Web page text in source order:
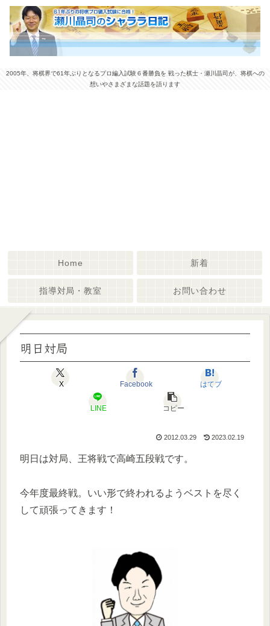
2005年、将棋界で61年ぶりとなるプロ編入試験６番勝負を 戦った棋士・瀬川晶司が、将棋への
想いやさまざまな話題を語ります
Home 新着
指導対局・教室 お問い合わせ
明日対局
X Facebook はてブ
LINE コピー
2012.03.29 2023.02.19
明日は対局、王将戦で高崎五段戦です。
今年度最終戦。いい形で終われるようベストを尽く
して頑張ってきます！